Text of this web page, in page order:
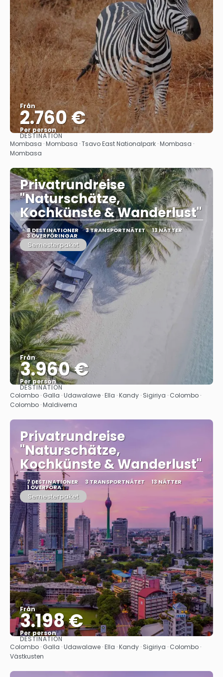
Från
2.760 €
Per person
Se
DESTINATION
Mombasa · Mombasa · Tsavo East Nationalpark · Mombasa ·
Mombasa
Privatrundreise
"Naturschätze,
Kochkünste & Wanderlust"
8 DESTINATIONER 3 TRANSPORTNÄTET 13 NÄTTER
3 ÖVERFÖRINGAR
Semesterpaket
Från
3.960 €
Per person
Se
DESTINATION
Colombo · Galla · Udawalawe · Ella · Kandy · Sigiriya · Colombo ·
Colombo · Maldiverna
Privatrundreise
"Naturschätze,
Kochkünste & Wanderlust"
7 DESTINATIONER 3 TRANSPORTNÄTET 13 NÄTTER
1 ÖVERFÖRA
Semesterpaket
Från
3.198 €
Per person
Se
DESTINATION
Colombo · Galla · Udawalawe · Ella · Kandy · Sigiriya · Colombo ·
Västkusten